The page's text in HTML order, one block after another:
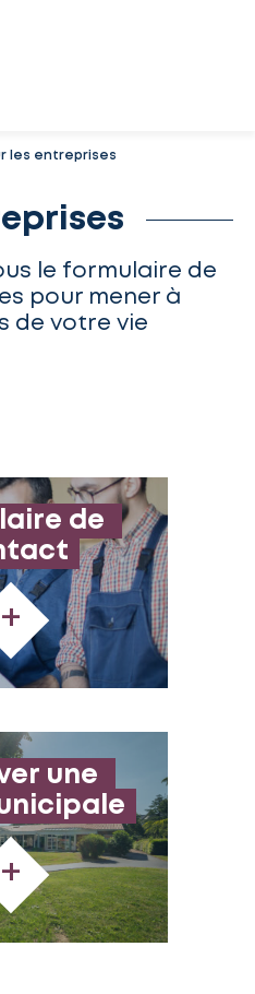
les entreprises
le formulaire de
pour mener à
de votre vie
de
+
une
+